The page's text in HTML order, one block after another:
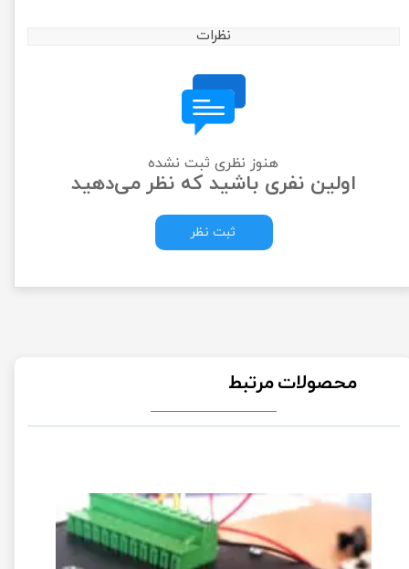
نظرات
هنوز نظری ثبت نشده
اولین نفری باشید که نظر می‌دهید
ثبت نظر
محصولات مرتبط